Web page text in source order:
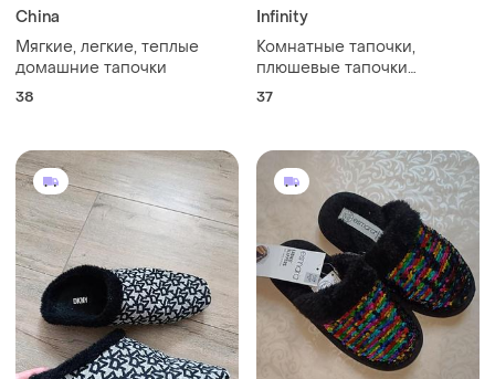
China
Мягкие, легкие, теплые
домашние тапочки
38
Infinity
Комнатные тапочки,
плюшевые тапочки
разм.35/38
37